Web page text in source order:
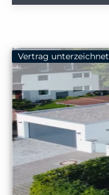
Vertrag unterzeichnet